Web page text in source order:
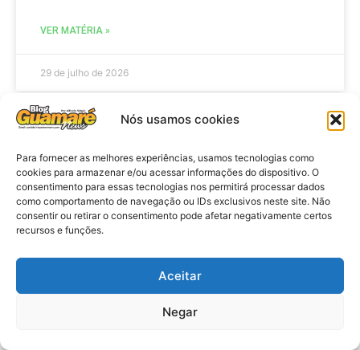
Nós usamos cookies
Para fornecer as melhores experiências, usamos tecnologias como
cookies para armazenar e/ou acessar informações do dispositivo. O
consentimento para essas tecnologias nos permitirá processar dados
como comportamento de navegação ou IDs exclusivos neste site. Não
consentir ou retirar o consentimento pode afetar negativamente certos
recursos e funções.
Aceitar
Negar
VER MATÉRIA »
29 de julho de 2026